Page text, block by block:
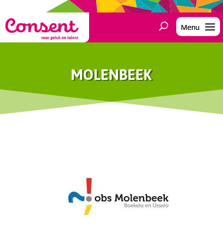
MOLENBEEK